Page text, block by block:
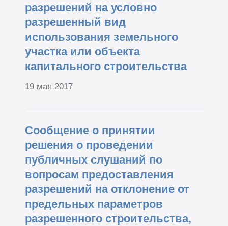
разрешений на условно
разрешенный вид
использования земельного
участка или объекта
капитального строительства
19 мая 2017
Сообщение о принятии
решения о проведении
публичных слушаний по
вопросам предоставления
разрешений на отклонение от
предельных параметров
разрешенного строительства,